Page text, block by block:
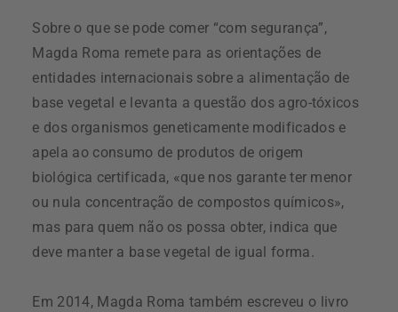
Sobre o que se pode comer “com segurança”,
Magda Roma remete para as orientações de
entidades internacionais sobre a alimentação de
base vegetal e levanta a questão dos agro-tóxicos
e dos organismos geneticamente modificados e
apela ao consumo de produtos de origem
biológica certificada, «que nos garante ter menor
ou nula concentração de compostos químicos»,
mas para quem não os possa obter, indica que
deve manter a base vegetal de igual forma.
Em 2014, Magda Roma também escreveu o livro